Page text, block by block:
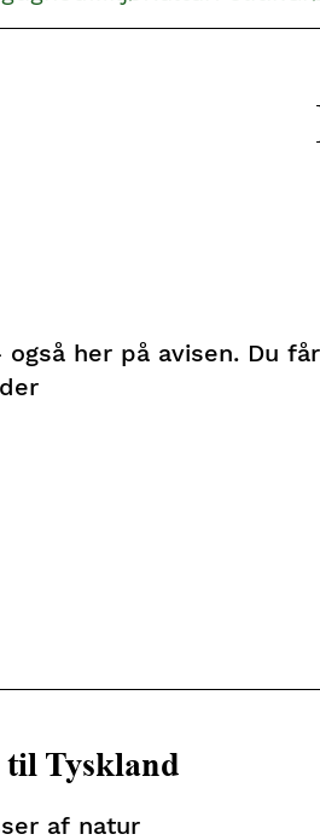
her på avisen. Du
til Tyskland
af natur